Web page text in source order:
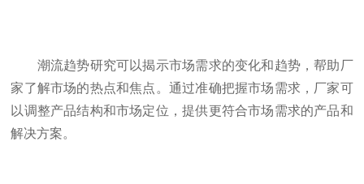
潮流趋势研究可以揭示市场需求的变化和趋势，帮助厂
家了解市场的热点和焦点。通过准确把握市场需求，厂家可
以调整产品结构和市场定位，提供更符合市场需求的产品和
解决方案。